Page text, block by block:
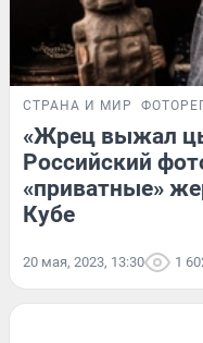
СТРАНА И МИР
«Жрец выжал
Российский
«приватные»
Кубе
20 мая, 2023, 13:30 1